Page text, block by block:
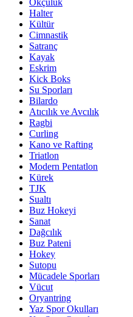
Okçuluk
Halter
Kültür
Cimnastik
Satranç
Kayak
Eskrim
Kick Boks
Su Sporları
Bilardo
Atıcılık ve Avcılık
Ragbi
Curling
Kano ve Rafting
Triatlon
Modern Pentatlon
Kürek
TJK
Sualtı
Buz Hokeyi
Sanat
Dağcılık
Buz Pateni
Hokey
Sutopu
Mücadele Sporları
Vücut
Oryantring
Yaz Spor Okulları